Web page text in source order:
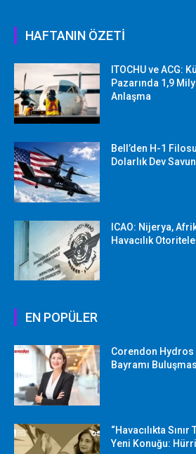
HAFTANIN ÖZETİ
ITOCHU ve ACG:
Pazarında 1,9
Anlaşma
Bell’den H-1
Dolarlık Dev
ICAO: Nijerya,
Havacılık
EN POPÜLER
Corendon Hydros
Bayramı
“Havacılıkta Sınır
Yeni Konuğu: